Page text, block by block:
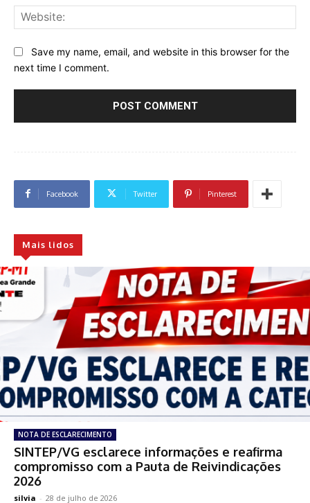
Save my name, email, and website in this browser for the
next time I comment.
Facebook Twitter Pinterest
Mais lidos
NOTA DE ESCLARECIMENTO
SINTEP/VG esclarece informações e reafirma
compromisso com a Pauta de Reivindicações
2026
silvia - 28 de julho de 2026